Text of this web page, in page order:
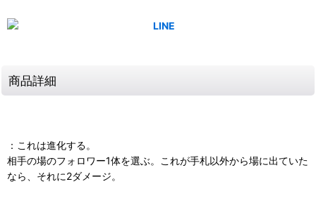
商品詳細
：これは進化する。
相手の場のフォロワー1体を選ぶ。これが手札以外から場に出ていた
なら、それに2ダメージ。